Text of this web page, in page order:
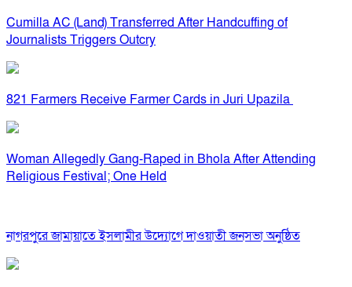
Cumilla AC (Land) Transferred After Handcuffing of
Journalists Triggers Outcry
821 Farmers Receive Farmer Cards in Juri Upazila
Woman Allegedly Gang-Raped in Bhola After Attending
Religious Festival; One Held
নাগরপুরে জামায়াতে ইসলামীর উদ্যোগে দাওয়াতী জনসভা অনুষ্ঠিত